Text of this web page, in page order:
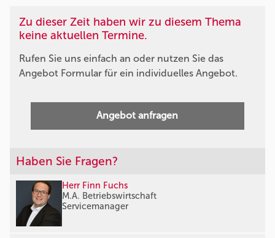
Zu dieser Zeit haben wir zu diesem Thema
keine aktuellen Termine.
Rufen Sie uns einfach an oder nutzen Sie das
Angebot Formular für ein individuelles Angebot.
Angebot anfragen
Haben Sie Fragen?
Herr Finn Fuchs
M.A. Betriebswirtschaft
Servicemanager